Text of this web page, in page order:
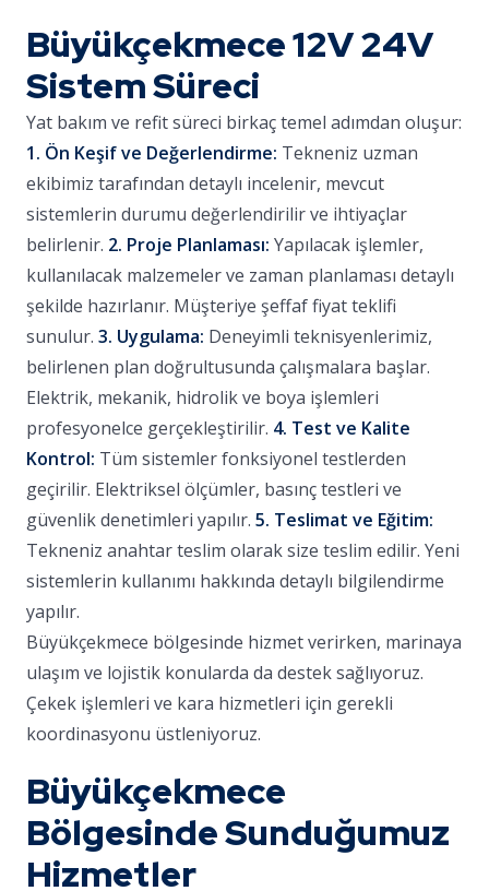
Büyükçekmece 12V 24V
Sistem Süreci
Yat bakım ve refit süreci birkaç temel adımdan oluşur:
1. Ön Keşif ve Değerlendirme: Tekneniz uzman
ekibimiz tarafından detaylı incelenir, mevcut
sistemlerin durumu değerlendirilir ve ihtiyaçlar
belirlenir. 2. Proje Planlaması: Yapılacak işlemler,
kullanılacak malzemeler ve zaman planlaması detaylı
şekilde hazırlanır. Müşteriye şeffaf fiyat teklifi
sunulur. 3. Uygulama: Deneyimli teknisyenlerimiz,
belirlenen plan doğrultusunda çalışmalara başlar.
Elektrik, mekanik, hidrolik ve boya işlemleri
profesyonelce gerçekleştirilir. 4. Test ve Kalite
Kontrol: Tüm sistemler fonksiyonel testlerden
geçirilir. Elektriksel ölçümler, basınç testleri ve
güvenlik denetimleri yapılır. 5. Teslimat ve Eğitim:
Tekneniz anahtar teslim olarak size teslim edilir. Yeni
sistemlerin kullanımı hakkında detaylı bilgilendirme
yapılır.
Büyükçekmece bölgesinde hizmet verirken, marinaya
ulaşım ve lojistik konularda da destek sağlıyoruz.
Çekek işlemleri ve kara hizmetleri için gerekli
koordinasyonu üstleniyoruz.
Büyükçekmece
Bölgesinde Sunduğumuz
Hizmetler